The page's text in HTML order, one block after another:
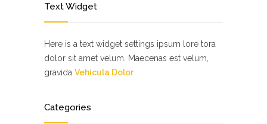
Text Widget
Here is a text widget settings ipsum lore tora
dolor sit amet velum. Maecenas est velum,
gravida Vehicula Dolor
Categories